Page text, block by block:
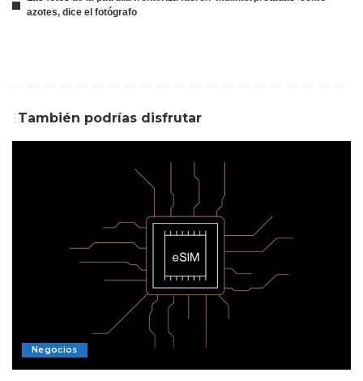
azotes, dice el fotógrafo
También podrías disfrutar
Negocios